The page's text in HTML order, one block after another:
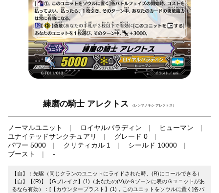
練磨の騎士 アレクトス （レンマノキシ アレクトス）
ノーマルユニット ロイヤルパラディン
ヒューマン
ユナイテッドサンクチュアリ
グレード 0
パワー 5000
クリティカル 1
シールド 10000
ブースト
-
【自】：先駆（同じクランのユニットにライドされた時、(R)にコールできる）
【自】【(R)】【Gブレイク】(1)（あなたの(V)かＧゾーンに表のＧユニットがあ
るなら有効）：[【カウンターブラスト】(1)，このユニットをソウルに置く]各バ